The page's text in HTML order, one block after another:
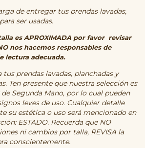
de entregar tus prendas lavadas,
ser usadas.
es APROXIMADA por favor revisar
nos hacemos responsables de
lectura adecuada.
prendas lavadas, planchadas y
Ten presente que nuestra selección es
Segunda Mano, por lo cual pueden
leves de uso. Cualquier detalle
su estética o uso será mencionado en
ESTADO. Recuerda que NO
ni cambios por talla, REVISA la
conscientemente.